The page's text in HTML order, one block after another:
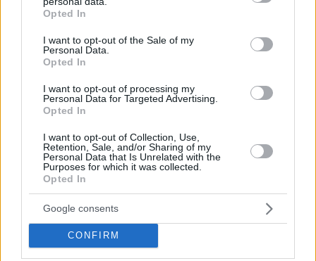
grant or deny consent to Google and its third-party tags to
use your data for below specified purposes in below Google
consent section.
Opted In
I want to opt-out of the Sale of my
Personal Data.
Opted In
I want to opt-out of processing my
Personal Data for Targeted Advertising.
Opted In
I want to opt-out of Collection, Use,
Retention, Sale, and/or Sharing of my
Personal Data that Is Unrelated with the
Purposes for which it was collected.
Opted In
Google consents
CONFIRM
Ειδήσεις σήμερα:
Μητσοτάκης: Επιμένει για εκλογές στο τέλος
της 4ετίας και «πετάει το γάντι» στον Τσίπρα
για πρόταση μομφής
Ο Τόλης Παπαδημητρίου παίζει, γράφει,
σκηνοθετεί, τραγουδάει
«Μια ζωή μέσα στους δρόμους»: Η νέα
εκτέλεση της λαϊκής επιτυχίας από τον Μπάμπη
Στόκα